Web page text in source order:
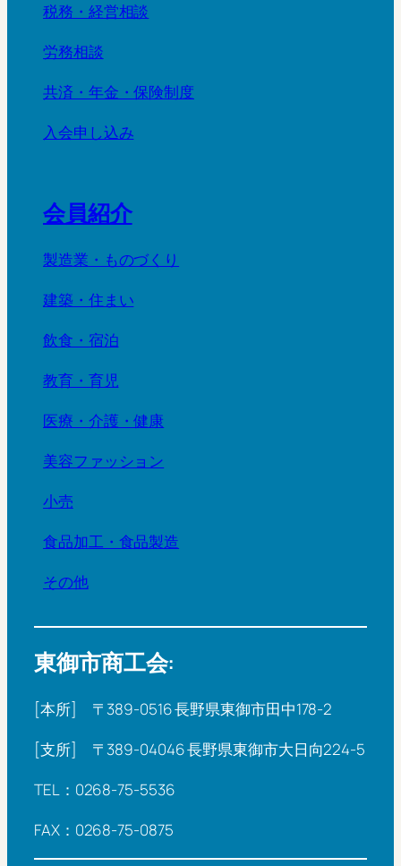
税務・経営相談
労務相談
共済・年金・保険制度
入会申し込み
会員紹介
製造業・ものづくり
建築・住まい
飲食・宿泊
教育・育児
医療・介護・健康
美容ファッション
小売
食品加工・食品製造
その他
東御市商工会:
[本所] 〒389-0516 長野県東御市田中178-2
[支所] 〒389-04046 長野県東御市大日向224-5
TEL：0268-75-5536
FAX：0268-75-0875